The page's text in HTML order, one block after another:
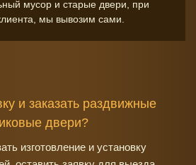
мусор и старые двери, при
мы вывозим сами.
и заказать раздвижные
двери?
изготовление и установку